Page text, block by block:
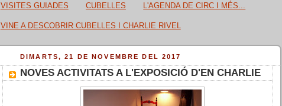
VISITES GUIADES CUBELLES L'AGENDA DE CIRC I MÉS...
VINE A DESCOBRIR CUBELLES I CHARLIE RIVEL
DIMARTS, 21 DE NOVEMBRE DEL 2017
NOVES ACTIVITATS A L'EXPOSICIÓ D'EN CHARLIE